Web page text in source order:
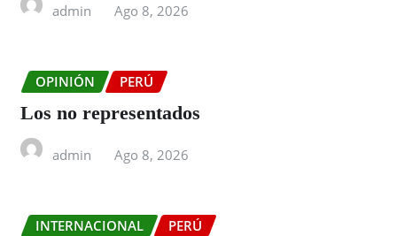
admin Ago 8, 2026
OPINIÓN PERÚ
Los no representados
admin Ago 8, 2026
INTERNACIONAL PERÚ